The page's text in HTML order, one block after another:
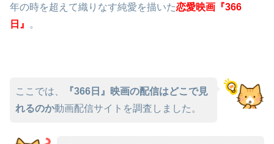
年の時を超えて織りなす純愛を描いた恋愛映画『366
日』
。
ここでは、
『366日』映画の配信はどこで見
れるのか動画配信サイトを調査しました。